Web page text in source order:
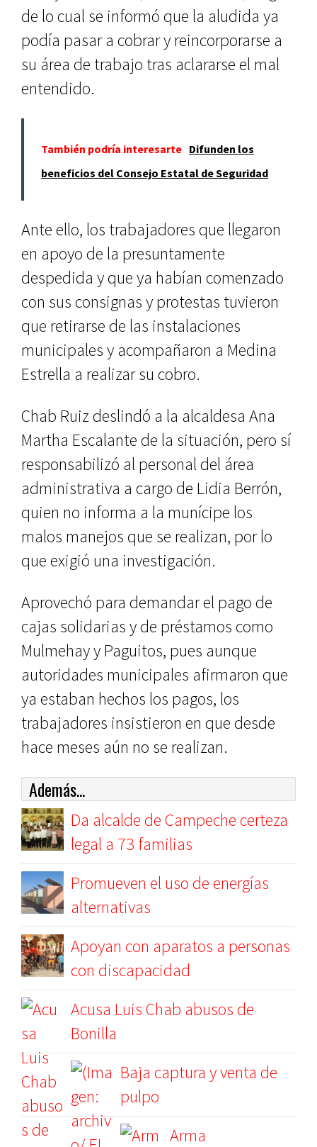
de lo cual se informó que la aludida ya
podía pasar a cobrar y reincorporarse a
su área de trabajo tras aclararse el mal
entendido.
También podría interesarte Difunden los
beneficios del Consejo Estatal de Seguridad
Ante ello, los trabajadores que llegaron
en apoyo de la presuntamente
despedida y que ya habían comenzado
con sus consignas y protestas tuvieron
que retirarse de las instalaciones
municipales y acompañaron a Medina
Estrella a realizar su cobro.
Chab Ruiz deslindó a la alcaldesa Ana
Martha Escalante de la situación, pero sí
responsabilizó al personal del área
administrativa a cargo de Lidia Berrón,
quien no informa a la munícipe los
malos manejos que se realizan, por lo
que exigió una investigación.
Aprovechó para demandar el pago de
cajas solidarias y de préstamos como
Mulmehay y Paguitos, pues aunque
autoridades municipales afirmaron que
ya estaban hechos los pagos, los
trabajadores insistieron en que desde
hace meses aún no se realizan.
Además...
Da alcalde de Campeche certeza
legal a 73 familias
Promueven el uso de energías
alternativas
Apoyan con aparatos a personas
con discapacidad
Acusa Luis Chab abusos de
Bonilla
Baja captura y venta de
pulpo
Arma